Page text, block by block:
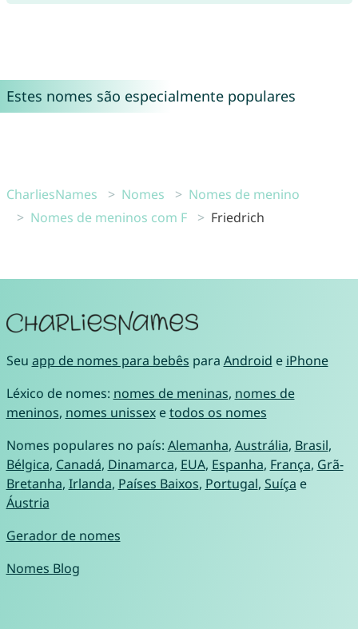
Estes nomes são especialmente populares
CharliesNames Nomes
Nomes de menino
Nomes de meninos com F
Friedrich
Seu app de nomes para bebês para Android e iPhone
Léxico de nomes: nomes de meninas, nomes de
meninos, nomes unissexetodos os nomes
Nomes populares no país: Alemanha, Austrália, Brasil,
Bélgica, Canadá, Dinamarca, EUA, Espanha, França, Grã-
Bretanha, Irlanda, Países Baixos, Portugal, Suíça e
Áustria
Gerador de nomes
Nomes Blog